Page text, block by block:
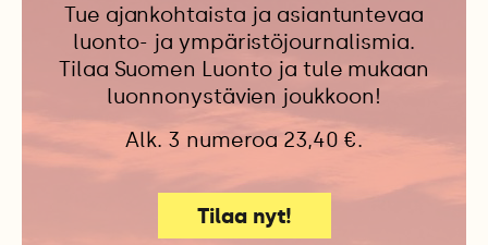
Tue ajankohtaista ja asiantuntevaa
luonto- ja ympäristöjournalismia.
Tilaa Suomen Luonto ja tule mukaan
luonnonystävien joukkoon!
Alk. 3 numeroa 23,40 €.
Tilaa nyt!